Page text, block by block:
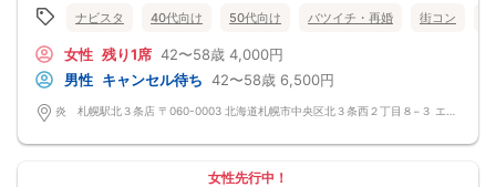
連絡先交換は自由となっておりますので気に入った方がおりましたら連絡先を交
最大人数・最少人数について
◆最少開催人数 男性2名・女性2名になります。
◆最大募集人数 男性10名・女性10名になります。
◆開催人数につきましては、前月20人集まった企画でも、翌月6人くらいしか集
集まり方は運営側も予測できない部分はございます。
ナビスタ 40代向け 50代向け バツイチ・再婚 街コン
女性 残り1席 42〜58歳 4,000円
男性 キャンセル待ち 42〜58歳 6,500円
女性先行中！